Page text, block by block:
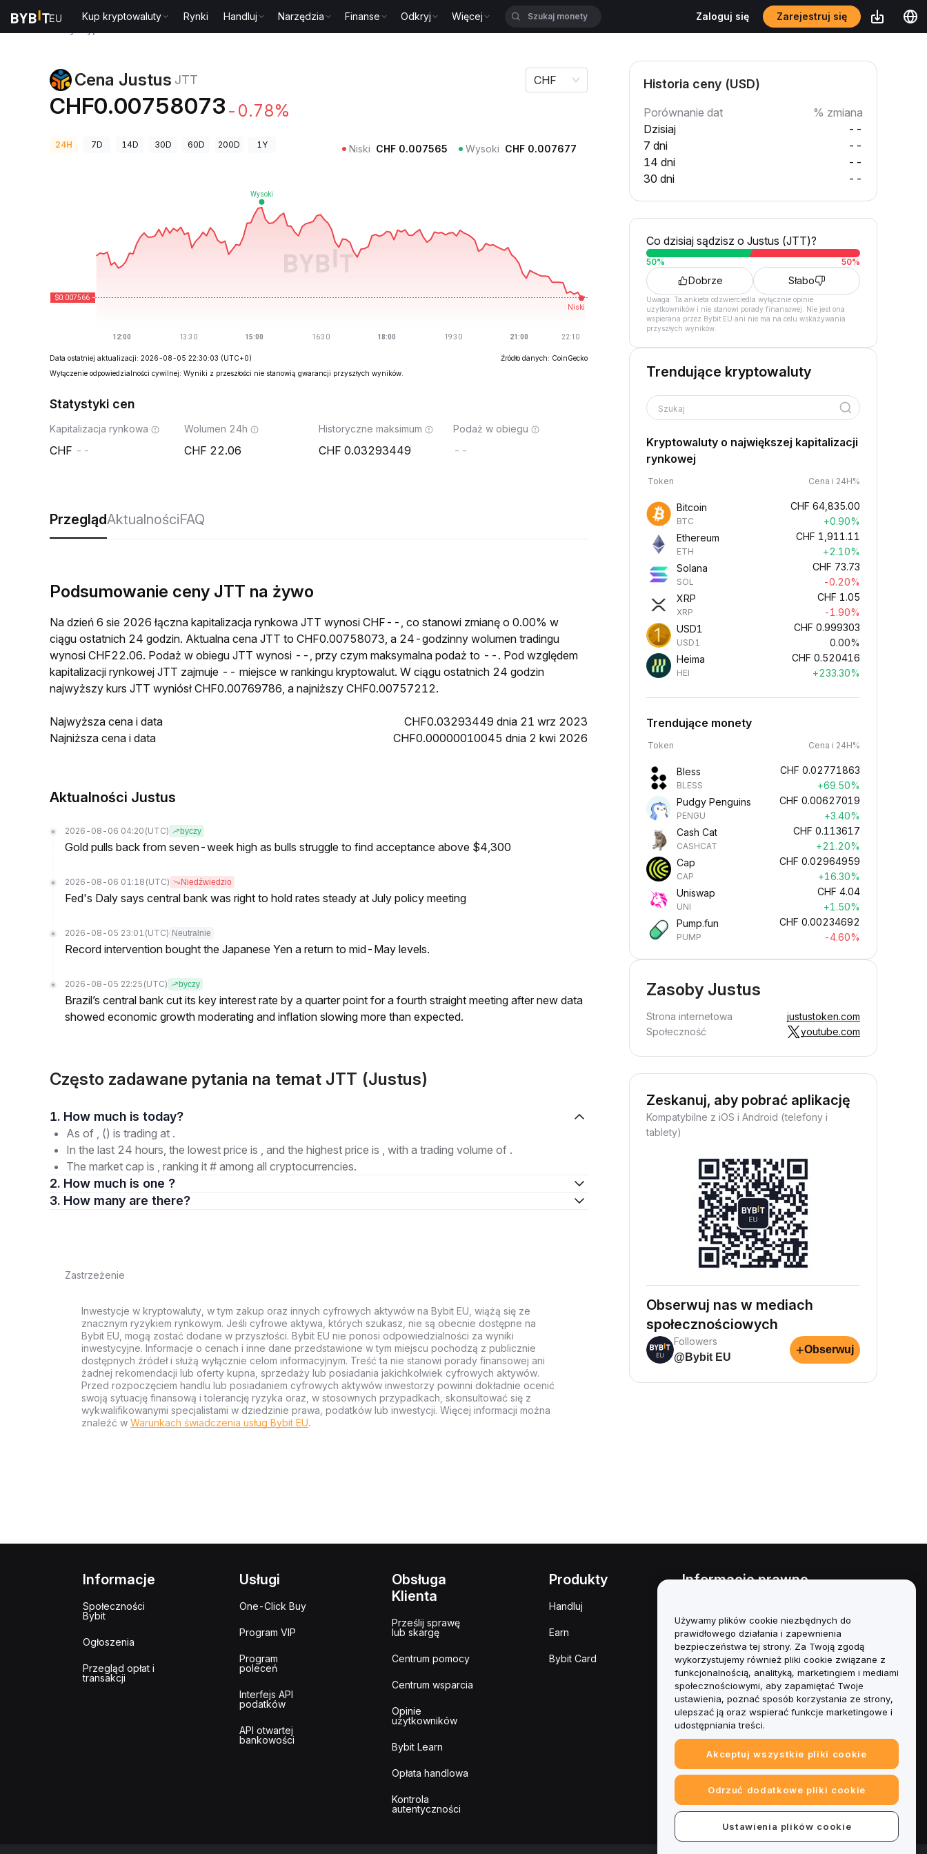
Kup kryptowaluty Rynki Handluj Narzędzia Finanse Odkryj Więcej Zaloguj się Zarejestruj się
Cena Justus JTT
CHF0.00758073 -0.78%
CHF
24H 7D 14D 30D 60D 200D 1Y Niski CHF 0.007565 Wysoki CHF 0.007677
Data ostatniej aktualizacji: 2026-08-05 22:30:03 (UTC+0)
Źródło danych: CoinGecko
Wyłączenie odpowiedzialności cywilnej: Wyniki z przeszłości nie stanowią gwarancji przyszłych wyników.
Statystyki cen
Kapitalizacja rynkowa
--
Wolumen 24h
22.06
Historyczne maksimum
0.03293449
Podaż w obiegu
--
PrzeglądAktualnościFAQ
Podsumowanie ceny JTT na żywo
Na dzień 6 sie 2026 łączna kapitalizacja rynkowa JTT wynosi CHF--, co stanowi zmianę o 0.00% w
ciągu ostatnich 24 godzin. Aktualna cena JTT to CHF0.00758073, a 24-godzinny wolumen tradingu
wynosi CHF22.06. Podaż w obiegu JTT wynosi --, przy czym maksymalna podaż to --. Pod względem
kapitalizacji rynkowej JTT zajmuje -- miejsce w rankingu kryptowalut. W ciągu ostatnich 24 godzin
najwyższy kurs JTT wyniósł CHF0.00769786, a najniższy CHF0.00757212.
Najwyższa cena i data
CHF0.03293449 dnia 21 wrz 2023
Najniższa cena i data
CHF0.00000010045 dnia 2 kwi 2026
Aktualności Justus
2026-08-06 04:20 (UTC) byczy
Gold pulls back from seven-week high as bulls struggle to find acceptance above $4,300
2026-08-06 01:18 (UTC) Niedźwiedzio
Fed's Daly says central bank was right to hold rates steady at July policy meeting
2026-08-05 23:01 (UTC) Neutralnie
Record intervention bought the Japanese Yen a return to mid-May levels.
2026-08-05 22:25 (UTC) byczy
Brazil’s central bank cut its key interest rate by a quarter point for a fourth straight meeting after new data
showed economic growth moderating and inflation slowing more than expected.
Często zadawane pytania na temat JTT (Justus)
1. How much is today?
As of , () is trading at .
In the last 24 hours, the lowest price is , and the highest price is , with a trading volume of .
The market cap is , ranking it # among all cryptocurrencies.
2. How much is one ?
3. How many are there?
Zastrzeżenie
Inwestycje w kryptowaluty, w tym zakup oraz innych cyfrowych aktywów na Bybit EU, wiążą się ze
znacznym ryzykiem rynkowym. Jeśli cyfrowe aktywa, których szukasz, nie są obecnie dostępne na
Bybit EU, mogą zostać dodane w przyszłości. Bybit EU nie ponosi odpowiedzialności za wyniki
inwestycyjne. Informacje o cenach i inne dane przedstawione w tym miejscu pochodzą z publicznie
dostępnych źródeł i służą wyłącznie celom informacyjnym. Treść ta nie stanowi porady finansowej ani
żadnej rekomendacji lub oferty kupna, sprzedaży lub posiadania jakichkolwiek cyfrowych aktywów.
Przed rozpoczęciem handlu lub posiadaniem cyfrowych aktywów inwestorzy powinni dokładnie ocenić
swoją sytuację finansową i tolerancję ryzyka oraz, w stosownych przypadkach, skonsultować się z
wykwalifikowanymi specjalistami w dziedzinie prawa, podatków lub inwestycji. Więcej informacji można
znaleźć w Warunkach świadczenia usług Bybit EU.
Historia ceny (USD)
Porównanie dat
% zmiana
Dzisiaj
--
7 dni
--
14 dni
--
30 dni
--
Co dzisiaj sądzisz o Justus (JTT)?
50% 50%
Dobrze Słabo
Uwaga: Ta ankieta odzwierciedla wyłącznie opinie
użytkowników i nie stanowi porady finansowej. Nie jest ona
wspierana przez Bybit EU ani nie ma na celu wskazywania
przyszłych wyników.
Trendujące kryptowaluty
Szukaj
Kryptowaluty o największej kapitalizacji
rynkowej
Token Cena i 24H%
Bitcoin
BTC
CHF 64,835.00
+0.90%
Ethereum
ETH
CHF 1,911.11
+2.10%
Solana
SOL
CHF 73.73
-0.20%
XRP
XRP
CHF 1.05
-1.90%
USD1
USD1
CHF 0.999303
0.00%
Heima
HEI
CHF 0.520416
+233.30%
Trendujące monety
Token Cena i 24H%
Bless
BLESS
CHF 0.02771863
+69.50%
Pudgy Penguins
PENGU
CHF 0.00627019
+3.40%
Cash Cat
CASHCAT
CHF 0.113617
+21.20%
Cap
CAP
CHF 0.02964959
+16.30%
Uniswap
UNI
CHF 4.04
+1.50%
Pump.fun
PUMP
CHF 0.00234692
-4.60%
Zasoby Justus
Strona internetowa
justustoken.com
Społeczność
youtube.com
Zeskanuj, aby pobrać aplikację
Kompatybilne z iOS i Android (telefony i
tablety)
Obserwuj nas w mediach
społecznościowych
Followers
@Bybit EU
+Obserwuj
Informacje
Społeczności
Bybit
Ogłoszenia
Przegląd opłat i
transakcji
Usługi
One-Click Buy
Program VIP
Program
poleceń
Interfejs API
podatków
API otwartej
bankowości
Obsługa
Klienta
Prześlij sprawę
lub skargę
Centrum pomocy
Centrum wsparcia
Opinie
użytkowników
Bybit Learn
Opłata handlowa
Kontrola
autentyczności
Produkty
Handluj
Earn
Bybit Card
Informacje prawne
interesów
Podsumowanie polityki
powiernictwa i zarządzania
Informacje ESG
Biuletyny informacyjne
kryptoaktywów
Używamy plików cookie niezbędnych do
prawidłowego działania i zapewnienia
bezpieczeństwa tej strony. Za Twoją zgodą
wykorzystujemy również pliki cookie związane z
funkcjonalnością, analityką, marketingiem i mediami
społecznościowymi, aby zapamiętać Twoje
ustawienia, poznać sposób korzystania ze strony,
ulepszać ją oraz wspierać funkcje marketingowe i
udostępniania treści.
Akceptuj wszystkie pliki cookie
Odrzuć dodatkowe pliki cookie
Ustawienia plików cookie